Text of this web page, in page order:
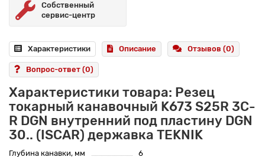
Собственный
сервис-центр
Характеристики Описание Отзывов (0)
Вопрос-ответ (0)
Характеристики товара: Резец
токарный канавочный K673 S25R 3C-
R DGN внутренний под пластину DGN
30.. (ISCAR) державка TEKNIK
Глубина канавки, мм
6